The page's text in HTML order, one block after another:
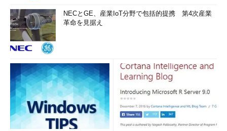
NECとGE、産業IoT分野で包括的提携 第4次産業
革命を見据え